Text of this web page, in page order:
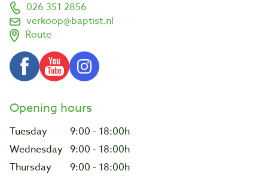
026 351 2856
verkoop@baptist.nl
Route
Opening hours
Tuesday
9:00 - 18:00h
Wednesday 9:00 - 18:00h
Thursday
9:00 - 18:00h